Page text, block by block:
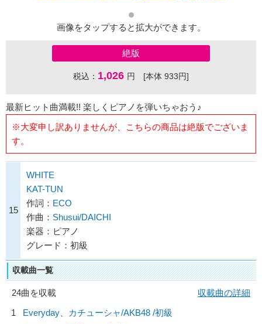
画像をタップすると拡大ができます。
絶版
税込： 1,026 円 [本体 933円]
最新ヒット曲満載!! 楽しくピアノを弾いちゃおう♪
※大変申し訳ありませんが、こちらの商品は絶版でございま
す。
15
WHITE
KAT-TUN
作詞： ECO
作曲： Shusui/DAICHI
楽器：ピアノ
グレード：初級
収載曲一覧
24曲を収載
収載曲の詳細
1
Everyday、カチューシャ/AKB48 /初級